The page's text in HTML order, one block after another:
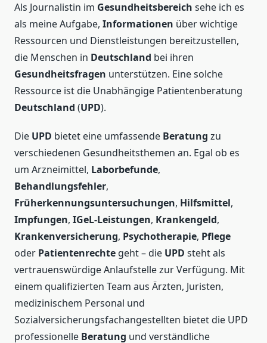
Als Journalistin im Gesundheitsbereich sehe ich es
als meine Aufgabe, Informationen über wichtige
Ressourcen und Dienstleistungen bereitzustellen,
die Menschen in Deutschland bei ihren
Gesundheitsfragen unterstützen. Eine solche
Ressource ist die Unabhängige Patientenberatung
Deutschland (UPD).
Die UPD bietet eine umfassende Beratung zu
verschiedenen Gesundheitsthemen an. Egal ob es
um Arzneimittel, Laborbefunde,
Behandlungsfehler,
Früherkennungsuntersuchungen, Hilfsmittel,
Impfungen, IGeL-Leistungen, Krankengeld,
Krankenversicherung, Psychotherapie, Pflege
oder Patientenrechte geht – die UPD steht als
vertrauenswürdige Anlaufstelle zur Verfügung. Mit
einem qualifizierten Team aus Ärzten, Juristen,
medizinischem Personal und
Sozialversicherungsfachangestellten bietet die UPD
professionelle Beratung und verständliche